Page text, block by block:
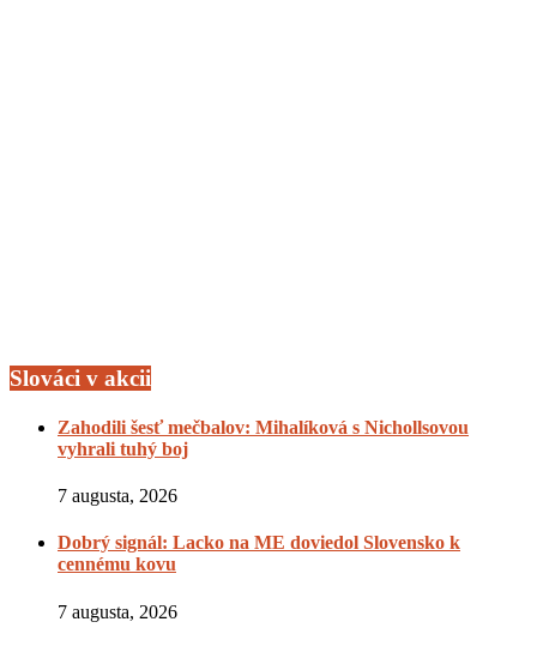
Slováci v akcii
Zahodili šesť mečbalov: Mihalíková s Nichollsovou
vyhrali tuhý boj
7 augusta, 2026
Dobrý signál: Lacko na ME doviedol Slovensko k
cennému kovu
7 augusta, 2026